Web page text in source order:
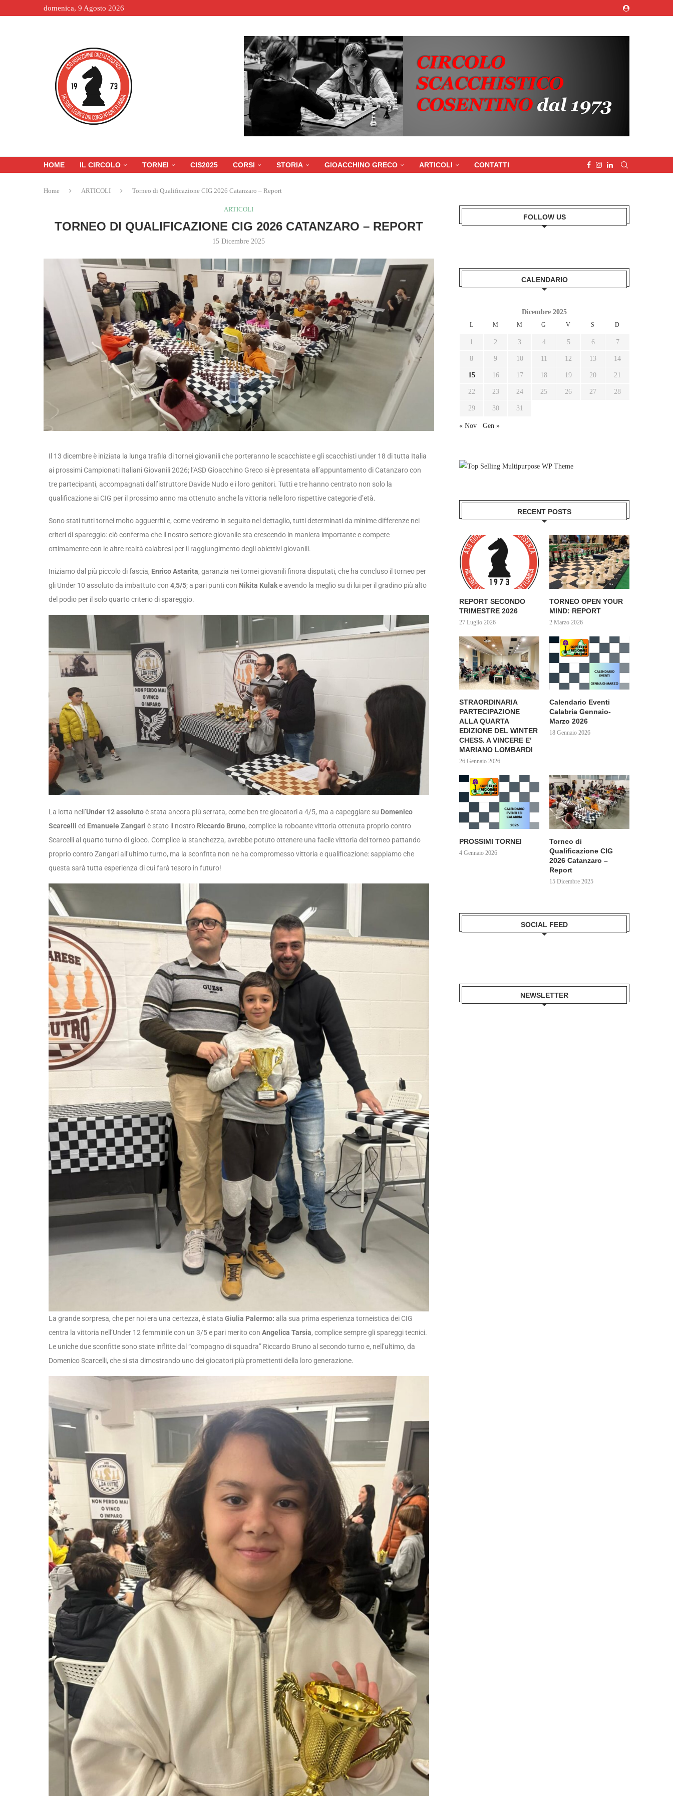
domenica, 9 Agosto 2026
HOME IL CIRCOLO TORNEI CIS2025 CORSI STORIA GIOACCHINO GRECO ARTICOLI CONTATTI
Home ARTICOLI Torneo di Qualificazione CIG 2026 Catanzaro – Report
ARTICOLI
TORNEO DI QUALIFICAZIONE CIG 2026 CATANZARO – REPORT
15 Dicembre 2025
Il 13 dicembre è iniziata la lunga trafila di tornei giovanili che porteranno le scacchiste e gli scacchisti under 18 di tutta Italia
ai prossimi Campionati Italiani Giovanili 2026; l’ASD Gioacchino Greco si è presentata all’appuntamento di Catanzaro con
tre partecipanti, accompagnati dall’istruttore Davide Nudo e i loro genitori. Tutti e tre hanno centrato non solo la
qualificazione ai CIG per il prossimo anno ma ottenuto anche la vittoria nelle loro rispettive categorie d’età.
Sono stati tutti tornei molto agguerriti e, come vedremo in seguito nel dettaglio, tutti determinati da minime differenze nei
criteri di spareggio: ciò conferma che il nostro settore giovanile sta crescendo in maniera importante e compete
ottimamente con le altre realtà calabresi per il raggiungimento degli obiettivi giovanili.
Iniziamo dal più piccolo di fascia, Enrico Astarita, garanzia nei tornei giovanili finora disputati, che ha concluso il torneo per
gli Under 10 assoluto da imbattuto con 4,5/5; a pari punti con Nikita Kulake avendo la meglio su di lui per il gradino più alto
del podio per il solo quarto criterio di spareggio.
La lotta nell’Under 12 assolutoè stata ancora più serrata, come ben tre giocatori a 4/5, ma a capeggiare su Domenico
Scarcelli ed Emanuele Zangari è stato il nostro Riccardo Bruno, complice la roboante vittoria ottenuta proprio contro
Scarcelli al quarto turno di gioco. Complice la stanchezza, avrebbe potuto ottenere una facile vittoria del torneo pattando
proprio contro Zangari all’ultimo turno, ma la sconfitta non ne ha compromesso vittoria e qualificazione: sappiamo che
questa sarà tutta esperienza di cui farà tesoro in futuro!
La grande sorpresa, che per noi era una certezza, è stata Giulia Palermo: alla sua prima esperienza torneistica dei CIG
centra la vittoria nell’Under 12 femminile con un 3/5 e pari merito con Angelica Tarsia, complice sempre gli spareggi tecnici.
Le uniche due sconfitte sono state inflitte dal “compagno di squadra” Riccardo Bruno al secondo turno e, nell’ultimo, da
Domenico Scarcelli, che si sta dimostrando uno dei giocatori più promettenti della loro generazione.
FOLLOW US
CALENDARIO
Dicembre 2025
L M M G V S D
1 2 3 4 5 6 7
8 9 10 11 12 13 14
15 16 17 18 19 20 21
22 23 24 25 26 27 28
29 30 31
« Nov Gen »
RECENT POSTS
REPORT SECONDO
TRIMESTRE 2026
27 Luglio 2026
TORNEO OPEN YOUR
MIND: REPORT
2 Marzo 2026
STRAORDINARIA
PARTECIPAZIONE
ALLA QUARTA
EDIZIONE DEL WINTER
CHESS. A VINCERE E’
MARIANO LOMBARDI
26 Gennaio 2026
Calendario Eventi
Calabria Gennaio-
Marzo 2026
18 Gennaio 2026
PROSSIMI TORNEI
4 Gennaio 2026
Torneo di
Qualificazione CIG
2026 Catanzaro –
Report
15 Dicembre 2025
SOCIAL FEED
NEWSLETTER